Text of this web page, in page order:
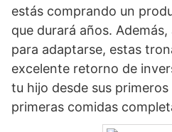
estás comprando un
que durará años.
para adaptarse, estas
excelente retorno de
tu hijo desde sus
primeras comidas